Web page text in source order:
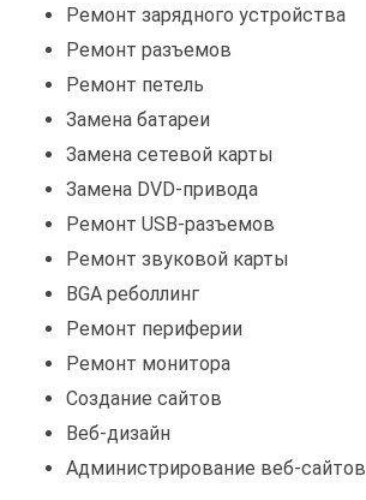
Ремонт зарядного устройства
Ремонт разъемов
Ремонт петель
Замена батареи
Замена сетевой карты
Замена DVD-привода
Ремонт USB-разъемов
Ремонт звуковой карты
BGA реболлинг
Ремонт периферии
Ремонт монитора
Создание сайтов
Веб-дизайн
Администрирование веб-сайтов